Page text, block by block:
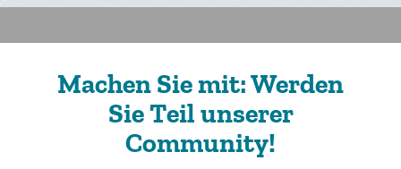
Machen Sie mit: Werden
Sie Teil unserer
Community!